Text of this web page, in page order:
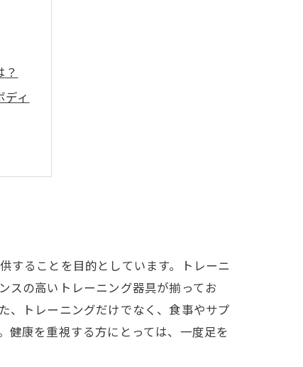
ィ
することを目的としています。トレーニ
スの高いトレーニング器具が揃ってお
、トレーニングだけでなく、食事やサプ
健康を重視する方にとっては、一度足を